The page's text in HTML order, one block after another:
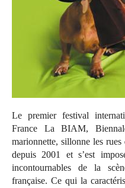
Le premier festival
France La BIAM,
marionnette, sillonne les
depuis 2001 et s’est
incontournables de la
française. Ce qui la